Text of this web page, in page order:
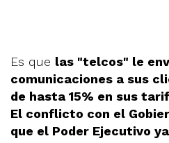
Es que las "telcos" le
comunicaciones a sus
de hasta 15% en sus
El conflicto con el
que el Poder Ejecutivo